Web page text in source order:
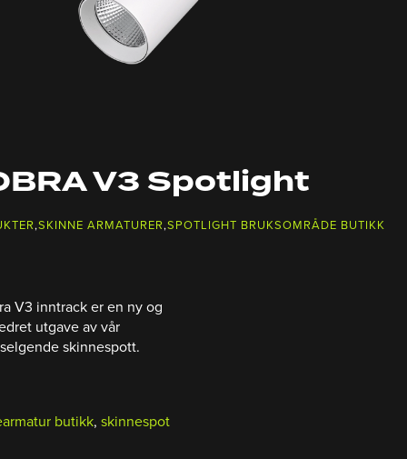
V3 Spotlight
,SKINNE ARMATURER,SPOTLIGHT BRUKSOMRÅDE BUTIKK
V3 inntrack er en ny og
utgave av vår
skinnespott.
butikk, skinnespot